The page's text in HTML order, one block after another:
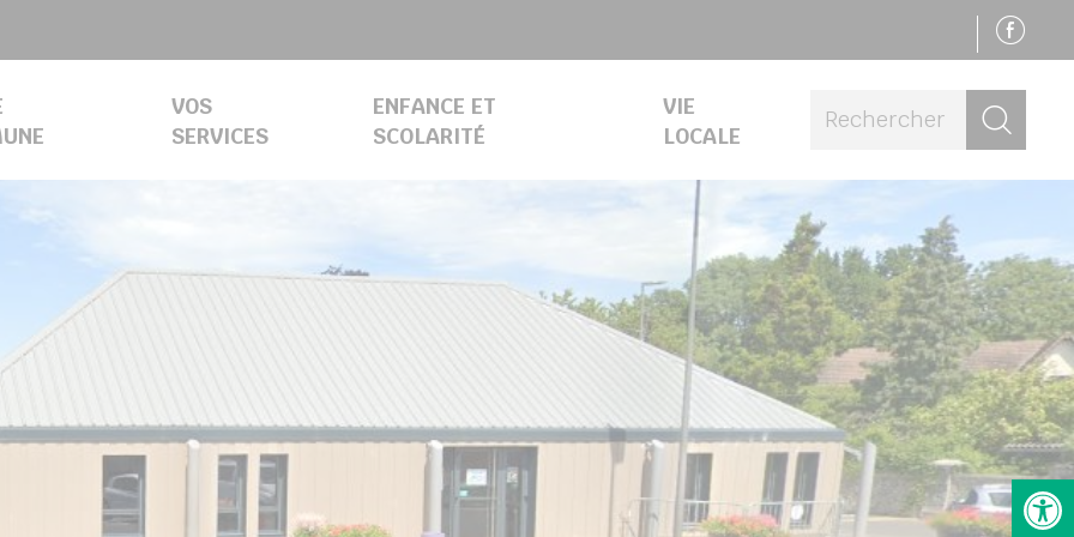
VOS
SERVICES
ENFANCE ET
SCOLARITÉ
VIE
LOCALE